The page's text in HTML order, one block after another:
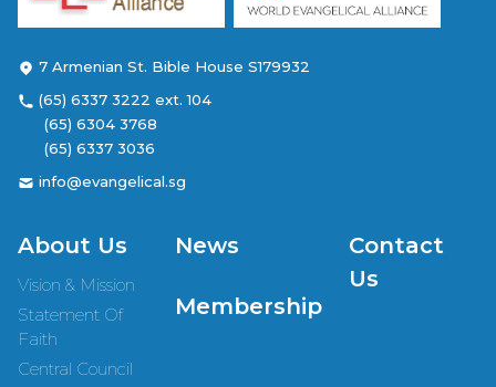
7 Armenian St. Bible House S179932
(65) 6337 3222 ext. 104
(65) 6304 3768
(65) 6337 3036
info@evangelical.sg
About Us
Vision & Mission
Statement Of
Faith
Central Council
News
Membership
Contact
Us